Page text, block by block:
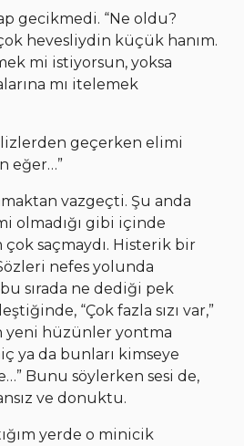
gecikmedi. “Ne oldu?
hevesliydin küçük hanım.
mi istiyorsun, yoksa
mı itelemek
geçerken elimi
eğer…”
vazgeçti. Şu anda
olmadığı gibi içinde
saçmaydı. Histerik bir
nefes yolunda
sırada ne dediği pek
“Çok fazla sızı var,”
yeni hüzünler yontma
ya da bunları kimseye
Bunu söylerken sesi de,
ve donuktu.
yerde o minicik